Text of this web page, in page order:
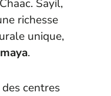
Sayil,
richesse
unique,
maya.
centres